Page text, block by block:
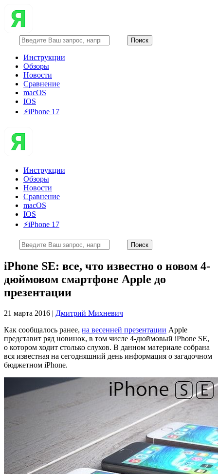
Инструкции
Обзоры
Новости
Сравнение
macOS
IOS
⚡️iPhone 17
Инструкции
Обзоры
Новости
Сравнение
macOS
IOS
⚡️iPhone 17
iPhone SE: все, что известно о новом 4-
дюймовом смартфоне Apple до
презентации
21 марта 2016 | Дмитрий Михневич
Как сообщалось ранее, на весенней презентации Apple
представит ряд новинок, в том числе 4-дюймовый iPhone SE,
о котором ходит столько слухов. В данном материале собрана
вся известная на сегодняшний день информация о загадочном
бюджетном iPhone.